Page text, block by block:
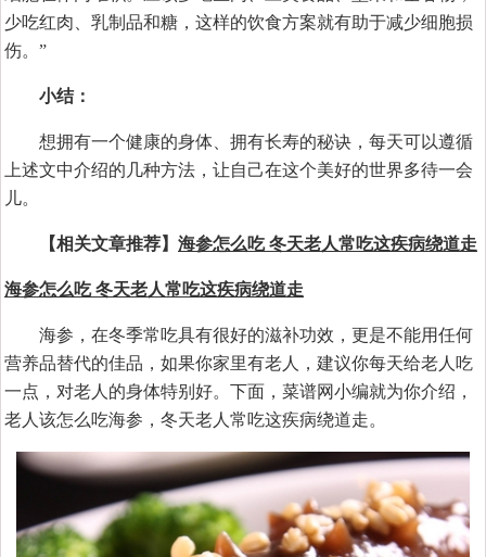
少吃红肉、乳制品和糖，这样的饮食方案就有助于减少细胞损
伤。”
小结：
想拥有一个健康的身体、拥有长寿的秘诀，每天可以遵循
上述文中介绍的几种方法，让自己在这个美好的世界多待一会
儿。
【相关文章推荐】 海参怎么吃 冬天老人常吃这疾病绕道走
海参怎么吃 冬天老人常吃这疾病绕道走
海参，在冬季常吃具有很好的滋补功效，更是不能用任何
营养品替代的佳品，如果你家里有老人，建议你每天给老人吃
一点，对老人的身体特别好。下面，菜谱网小编就为你介绍，
老人该怎么吃海参，冬天老人常吃这疾病绕道走。